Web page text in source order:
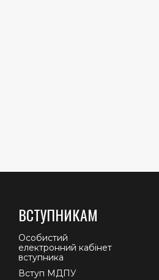
ВСТУПНИКАМ
Особистий
електронний кабінет
вступника
Вступ МДПУ